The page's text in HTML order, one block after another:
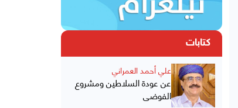
كتابات
علي أحمد العمراني
عن عودة السلاطين ومشروع
الفوضى